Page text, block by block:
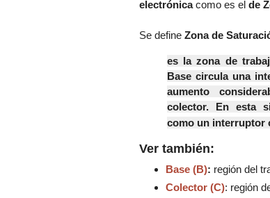
electrónicacomo es el de
Se define Zona de
es la zona de
Base circula una
aumento
colector. En esta
como un interruptor
Ver también:
Base (B): región del
Colector (C): región